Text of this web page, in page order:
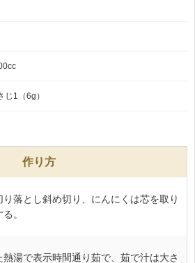
じ1（6g）
作り方
り落とし斜め切り、にんにくは芯を取り
。
湯で表示時間通り茹で、茹で汁は大さ